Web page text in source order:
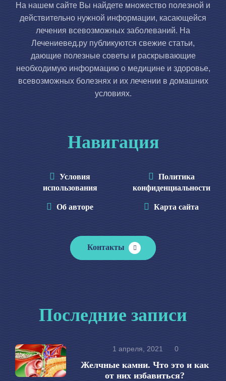
На нашем сайте Вы найдете множество полезной и
действительно нужной информации, касающейся
лечения всевозможных заболеваний. На
Лечениевед.ру публикуются свежие статьи,
дающие полезные советы и раскрывающие
необходимую информацию о медицине и здоровье,
всевозможных болезнях и их лечении в домашних
условиях.
Навигация
Условия
использования
Об авторе
Политика
конфиденциальности
Карта сайта
Контакты
Последние записи
1 апреля, 2021 0
Желчные камни. Что это и как
от них избавиться?